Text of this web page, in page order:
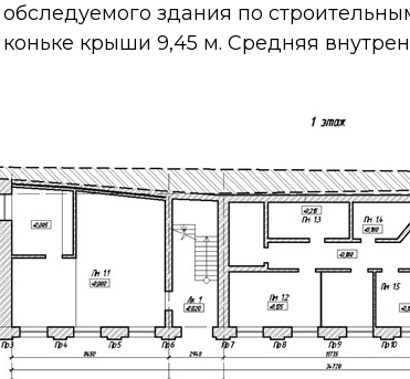
здания по
крыши 9,45 м. Средняя